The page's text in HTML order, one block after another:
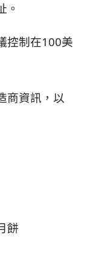
。
控制在100美
商資訊，以
餅